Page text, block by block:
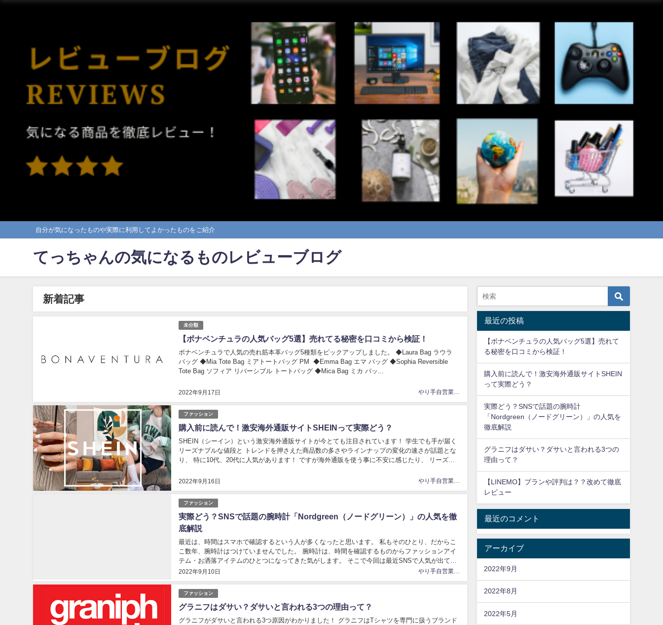
自分が気になったものや実際に利用してよかったものをご紹介
てっちゃんの気になるものレビューブログ
新着記事
未分類
【ボナベンチュラの人気バッグ5選】売れてる秘密を口コミから検証！
2022年9月17日
ボナベンチュラで人気の売れ筋本革バッグ5種類をピックアップしました。 ◆Laura Bag ラウラ
バッグ ◆Mia Tote Bag ミアトートバッグ PM ◆Emma Bag エマ バッグ ◆Sophia Reversible
Tote Bag ソフィア リバーシブル トートバッグ ◆Mica Bag ミカ バッ...
やり手自営業てっちゃん
ファッション
購入前に読んで！激安海外通販サイトSHEINって実際どう？
2022年9月16日
SHEIN（シーイン）という激安海外通販サイトが今とても注目されています！ 学生でも手が届く
リーズナブルな値段と トレンドを押さえた商品数の多さやラインナップの変化の速さが話題とな
り、 特に10代、20代に人気があります！ ですが海外通販を使う事に不安に感じたり、 リーズナ
やり手自営業てっちゃん
ファッション
実際どう？SNSで話題の腕時計「Nordgreen（ノードグリーン）」の人気を徹
底解説
2022年9月10日
最近は、時間はスマホで確認するという人が多くなったと思います。 私もそのひとり、だからこ
こ数年、腕時計はつけていませんでした。 腕時計は、時間を確認するものからファッションアイ
テム・お洒落アイテムのひとつになってきた気がします。 そこで今回は最近SNSで人気が出てい
るデンマーク生まれの腕時計ブランド「Nordgreen...
やり手自営業てっちゃん
ファッション
グラニフはダサい？ダサいと言われる3つの理由って？
グラニフがダサいと言われる3つ原因がわかりました！ グラニフはTシャツを専門に扱うブランド
最近の投稿
【ボナベンチュラの人気バッグ5選】売れて
る秘密を口コミから検証！
購入前に読んで！激安海外通販サイトSHEIN
って実際どう？
実際どう？SNSで話題の腕時計
「Nordgreen（ノードグリーン）」の人気を
徹底解説
グラニフはダサい？ダサいと言われる3つの
理由って？
【LINEMO】プランや評判は？？改めて徹底
レビュー
最近のコメント
アーカイブ
2022年9月
2022年8月
2022年5月